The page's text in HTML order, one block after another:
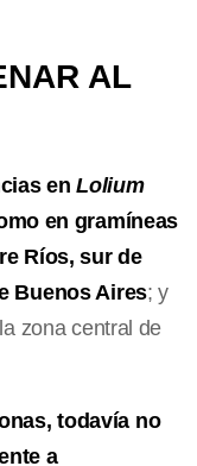
AL
enLolium
en gramíneas
Ríos, sur de
Buenos Aires; y
zona central de
todavía no
a